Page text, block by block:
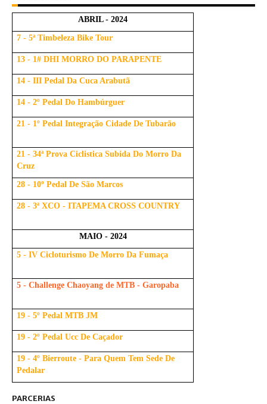
ABRIL - 2024
7 - 5ª Timbeleza Bike Tour
13 - 1# DHI MORRO DO PARAPENTE
14 - III Pedal Da Cuca Arabutã
14 - 2º Pedal Do Hambúrguer
21 - 1º Pedal Integração Cidade De Tubarão
21 - 34ª Prova Ciclistica Subida Do Morro Da
Cruz
28 - 10º Pedal De São Marcos
28 - 3ª XCO - ITAPEMA CROSS COUNTRY
MAIO - 2024
5 - IV Cicloturismo De Morro Da Fumaça
5 - Challenge Chaoyang de MTB - Garopaba
19 - 5º Pedal MTB JM
19 - 2º Pedal Ucc De Caçador
19 - 4º Bierroute - Para Quem Tem Sede De
Pedalar
PARCERIAS